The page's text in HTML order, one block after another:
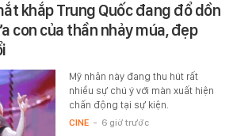
khắp Trung Quốc đang đổ dồn
con của thần nhảy múa, đẹp
Mỹ nhân này đang thu hút rất
nhiều sự chú ý với màn xuất hiện
chấn động tại sự kiện.
CINE - 6 giờ trước